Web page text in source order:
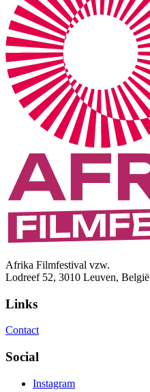
Afrika Filmfestival vzw.
Lodreef 52, 3010 Leuven, België
Links
Contact
Social
Instagram